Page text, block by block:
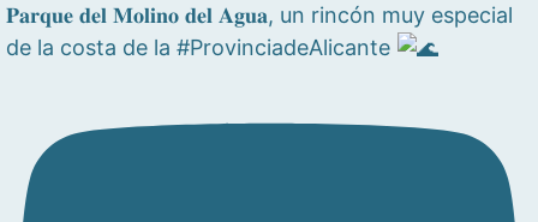
𝐏𝐚𝐫𝐪𝐮𝐞 𝐝𝐞𝐥 𝐌𝐨𝐥𝐢𝐧𝐨 𝐝𝐞𝐥 𝐀𝐠𝐮𝐚, un rincón muy especial
de la costa de la #ProvinciadeAlicante